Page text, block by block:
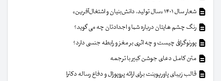
شعار سال ۱۴۰۱ «سال تولید، دانش‌بنیان و اشتغال‌آفرین»
رنگ چشم هایتان درباره شما و اجدادتان چه می گوید؟
پورنوگرافی چیست و چه اثری بر مغز و رابطه جنسی دارد؟
متن کامل دعای جوشن کبیر با ترجمه
قالب زیبای پاورپوینت برای ارائه پروپوزال و دفاع رساله دکترا